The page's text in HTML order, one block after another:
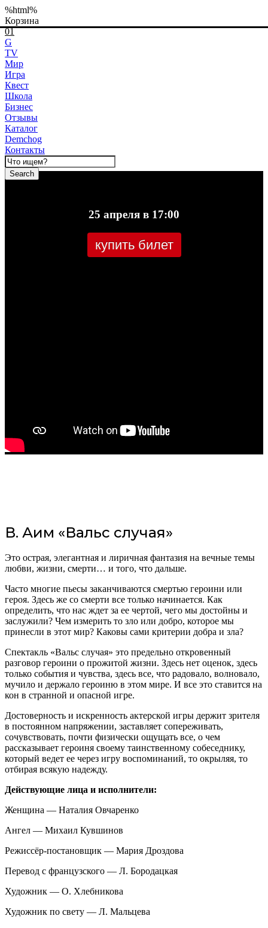
%html%
Корзина
01
G
TV
Мир
Игра
Квест
Школа
Бизнес
Отзывы
Каталог
Demchog
Контакты
Search
25 апреля в 17:00
купить билет
В. Аим «Вальс случая»
Это острая, элегантная и лиричная фантазия на вечные темы
любви, жизни, смерти… и того, что дальше.
Часто многие пьесы заканчиваются смертью героини или
героя. Здесь же со смерти все только начинается. Как
определить, что нас ждет за ее чертой, чего мы достойны и
заслужили? Чем измерить то зло или добро, которое мы
принесли в этот мир? Каковы сами критерии добра и зла?
Спектакль «Вальс случая» это предельно откровенный
разговор героини о прожитой жизни. Здесь нет оценок, здесь
только события и чувства, здесь все, что радовало, волновало,
мучило и держало героиню в этом мире. И все это ставится на
кон в странной и опасной игре.
Достоверность и искренность актерской игры держит зрителя
в постоянном напряжении, заставляет сопереживать,
сочувствовать, почти физически ощущать все, о чем
рассказывает героиня своему таинственному собеседнику,
который ведет ее через игру воспоминаний, то окрыляя, то
отбирая всякую надежду.
Действующие лица и исполнители:
Женщина — Наталия Овчаренко
Ангел — Михаил Кувшинов
Режиссёр-постановщик — Мария Дроздова
Перевод с французского — Л. Бородацкая
Художник — О. Хлебникова
Художник по свету — Л. Мальцева